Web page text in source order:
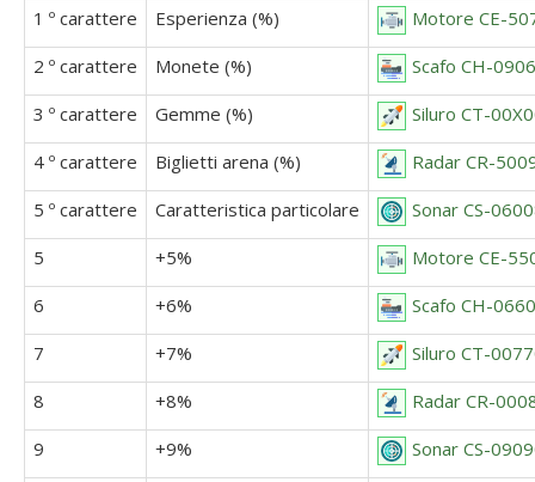
1 º carattere
Esperienza (%)
Motore CE-
2 º carattere
Monete (%)
Scafo CH-
3 º carattere
Gemme (%)
Siluro CT-
4 º carattere
Biglietti arena (%)
Radar CR-
5 º carattere
Caratteristica particolare
Sonar CS-
5
+5%
Motore CE-
6
+6%
Scafo CH-
7
+7%
Siluro CT-
8
+8%
Radar CR-
9
+9%
Sonar CS-